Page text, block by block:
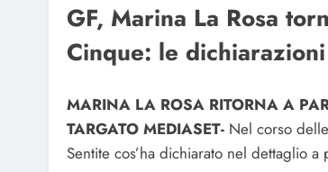
GF, Marina La Rosa
Cinque: le
MARINA LA ROSA RITORNA A
TARGATO MEDIASET- Nel corso
Sentite cos’ha dichiarato nel dettaglio